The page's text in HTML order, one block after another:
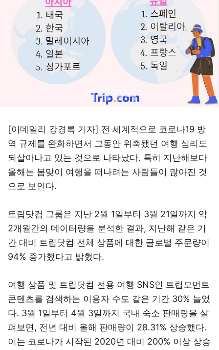
[이데일리 강경록 기자] 전 세계적으로 코로나19 방
역 규제를 완화하면서 그동안 위축됐던 여행 심리도
되살아나고 있는 것으로 나타났다. 특히 지난해보다
올해는 봄맞이 여행을 떠나려는 사람들이 많아진 것
으로 보인다.
트립닷컴 그룹은 지난 2월 1일부터 3월 21일까지 약
2개월간의 데이터량을 분석한 결과, 지난해 같은 기
간 대비 트립닷컴 전체 상품에 대한 글로벌 주문량이
94% 증가했다고 밝혔다.
여행 상품 및 트립닷컴 전용 여행 SNS인 트립모먼트
콘텐츠를 검색하는 이용자 수도 같은 기간 30% 늘었
다. 3월 1일부터 4월 3일까지 국내 숙소 판매량을 살
펴보면, 전년 대비 올해 판매량이 28.31% 상승했다.
이는 코로나가 시작된 2020년 대비 200% 이상 상승